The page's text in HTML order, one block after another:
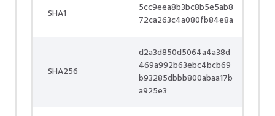
SHA1
5cc9eea8b3bc8b5e5ab8
72ca263c4a080fb84e8a
SHA256
d2a3d850d5064a4a38d
469a992b63ebc4bcb69
b93285dbbb800abaa17b
a925e3